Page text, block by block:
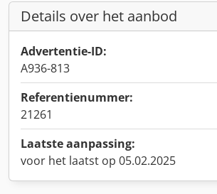
Details over het aanbod
Advertentie-ID:
A936-813
Referentienummer:
21261
Laatste aanpassing:
voor het laatst op 05.02.2025